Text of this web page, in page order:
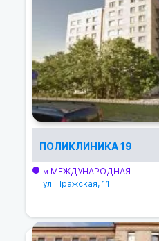
ПОЛИКЛИНИКА 19
м.МЕЖДУНАРОДНАЯ
ул. Пражская, 11